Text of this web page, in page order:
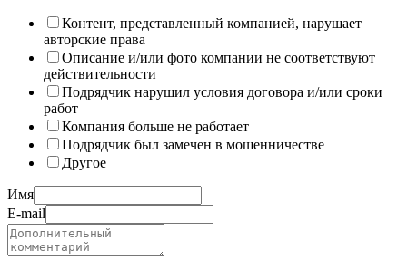
Контент, представленный компанией, нарушает
авторские права
Описание и/или фото компании не соответствуют
действительности
Подрядчик нарушил условия договора и/или сроки
работ
Компания больше не работает
Подрядчик был замечен в мошенничестве
Другое
Имя
E-mail